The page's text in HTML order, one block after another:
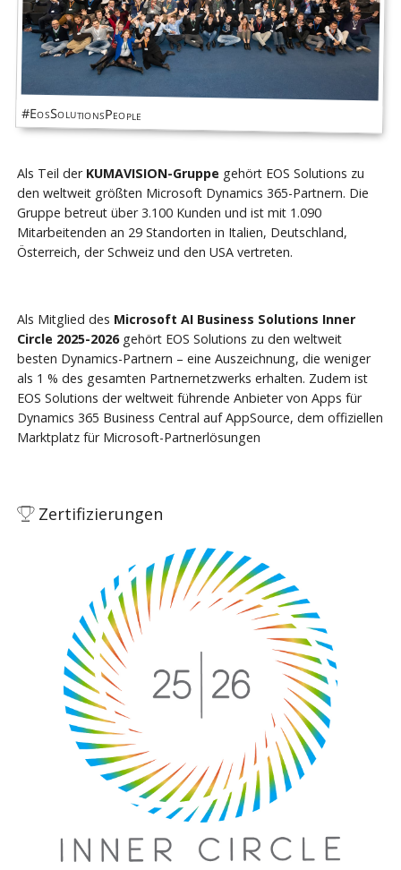
#EosSolutionsPeople
Als Teil der KUMAVISION-Gruppe gehört EOS Solutions zu
den weltweit größten Microsoft Dynamics 365-Partnern. Die
Gruppe betreut über 3.100 Kunden und ist mit 1.090
Mitarbeitenden an 29 Standorten in Italien, Deutschland,
Österreich, der Schweiz und den USA vertreten.
Als Mitglied des Microsoft AI Business Solutions Inner
Circle 2025-2026gehört EOS Solutions zu den weltweit
besten Dynamics-Partnern – eine Auszeichnung, die weniger
als 1 % des gesamten Partnernetzwerks erhalten. Zudem ist
EOS Solutions der weltweit führende Anbieter von Apps für
Dynamics 365 Business Central auf AppSource, dem offiziellen
Marktplatz für Microsoft-Partnerlösungen
Zertifizierungen